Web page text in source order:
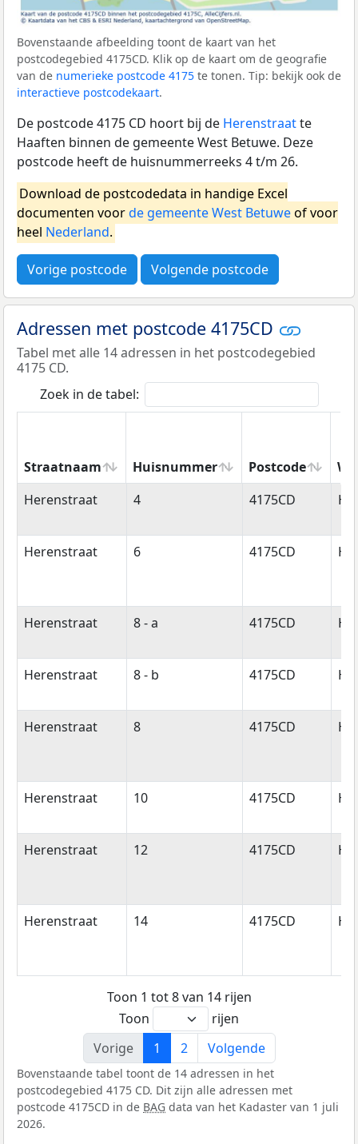
Bovenstaande afbeelding toont de kaart van het
postcodegebied 4175CD. Klik op de kaart om de geografie
van de numerieke postcode 4175 te tonen. Tip: bekijk ook de
interactieve postcodekaart.
De postcode 4175 CD hoort bij de Herenstraatte
Haaften binnen de gemeente West Betuwe. Deze
postcode heeft de huisnummerreeks 4 t/m 26.
Download de postcodedata in handige Excel
documenten voorde gemeente West Betuweof voor
heel Nederland.
Vorige postcode Volgende postcode
Adressen met postcode 4175CD
Tabel met alle 14 adressen in het postcodegebied
4175 CD.
Zoek in de tabel:
Straatnaam Huisnummer Postcode
Straatnaam
Huisnummer Postcode
Herenstraat 4 4175CD
Herenstraat 6 4175CD
Herenstraat 8 - a 4175CD
Herenstraat 8 - b 4175CD
Herenstraat 8 4175CD
Herenstraat 10 4175CD
Herenstraat 12 4175CD
Herenstraat 14 4175CD
Toon 1 tot 8 van 14 rijen
Toon
rijen
Vorige
1 2 Volgende
Bovenstaande tabel toont de 14 adressen in het
postcodegebied 4175 CD. Dit zijn alle adressen met
postcode 4175CD in de BAG data van het Kadaster van 1 juli
2026.